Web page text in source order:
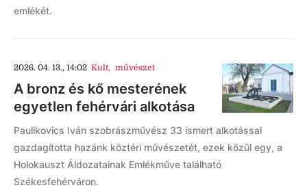
emlékét.
2026. 04. 13., 14:02 Kult, művészet
A bronz és kő mesterének
egyetlen fehérvári alkotása
Paulikovics Iván szobrászművész 33 ismert alkotással
gazdagította hazánk köztéri művészetét, ezek közül egy, a
Holokauszt Áldozatainak Emlékműve található
Székesfehérváron.